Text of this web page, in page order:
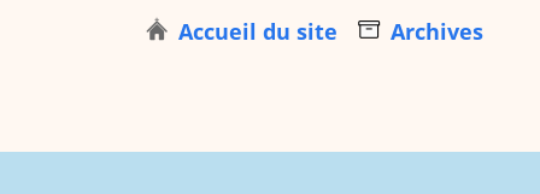
Accueil du site Archives